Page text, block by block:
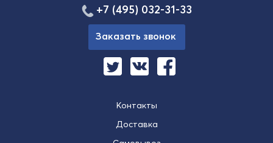
Контакты
Доставка
+7 (495) 032-31-33
Заказать звонок